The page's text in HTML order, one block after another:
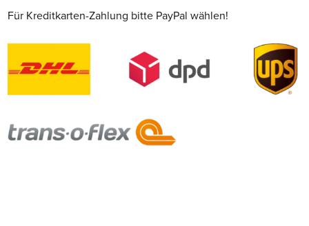
Für Kreditkarten-Zahlung bitte PayPal wählen!